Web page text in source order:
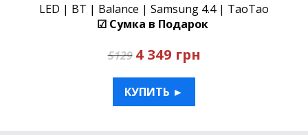
LED | BT | Balance | Samsung 4.4 | TaoTao
☑ Сумка в Подарок
5129 4 349 грн
КУПИТЬ ►